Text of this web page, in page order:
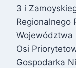
3 i
Regionalnego
Województwa
Osi
Gospodarka